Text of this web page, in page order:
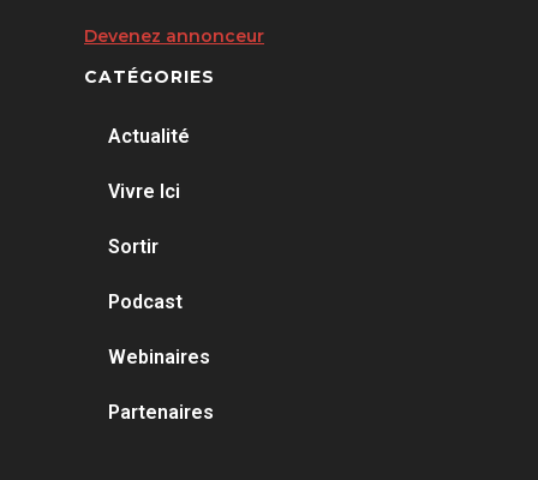
Devenez annonceur
CATÉGORIES
Actualité
Vivre Ici
Sortir
Podcast
Webinaires
Partenaires